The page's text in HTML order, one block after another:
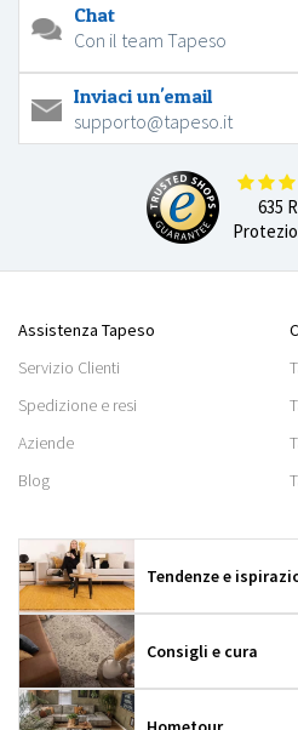
Chat
Con il team Tapeso
Inviaci un'email
supporto@tapeso.it
635
Assistenza Tapeso
Servizio Clienti
Spedizione e resi
Aziende
Blog
Tendenze e
Consigli e cura